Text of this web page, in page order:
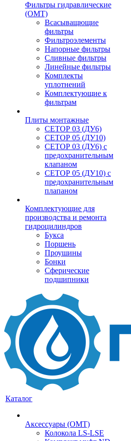
Фильтры гидравлические
(OMT)
Всасыващющие
фильтры
Фильтроэлементы
Напорные фильтры
Сливные фильтры
Линейные фильтры
Комплекты
уплотнений
Комплектующие к
фильтрам
Плиты монтажные
CЕТОР 03 (ДУ6)
CЕТОР 05 (ДУ10)
CЕТОР 03 (ДУ6) с
предохранительным
клапаном
CЕТОР 05 (ДУ10) с
предохранительным
плапаном
Комплектующие для
производства и ремонта
гидроцилиндров
Букса
Поршень
Проушины
Бонки
Сферические
подшипники
Каталог
Аксессуары (OMT)
Колокола LS-LSE